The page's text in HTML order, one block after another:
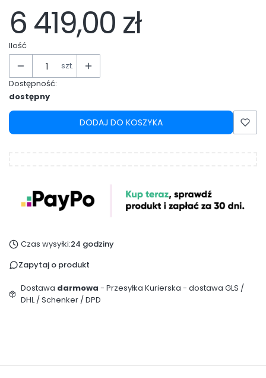
6 419,00 zł
Ilość
szt.
Dostępność:
dostępny
DODAJ DO KOSZYKA
Czas wysyłki:24 godziny
Zapytaj o produkt
Dostawa darmowa - Przesyłka Kurierska - dostawa GLS /
DHL / Schenker / DPD